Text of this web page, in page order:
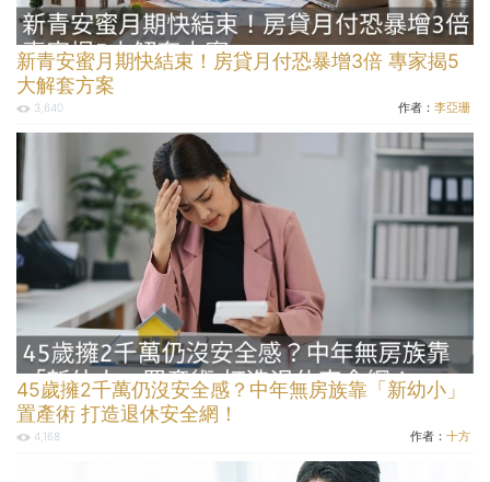
新青安蜜月期快結束！房貸月付恐暴增3倍 專家揭5
大解套方案
3,640 作者： 李亞珊
45歲擁2千萬仍沒安全感？中年無房族靠「新幼小」
置產術 打造退休安全網！
4,168 作者： 十方